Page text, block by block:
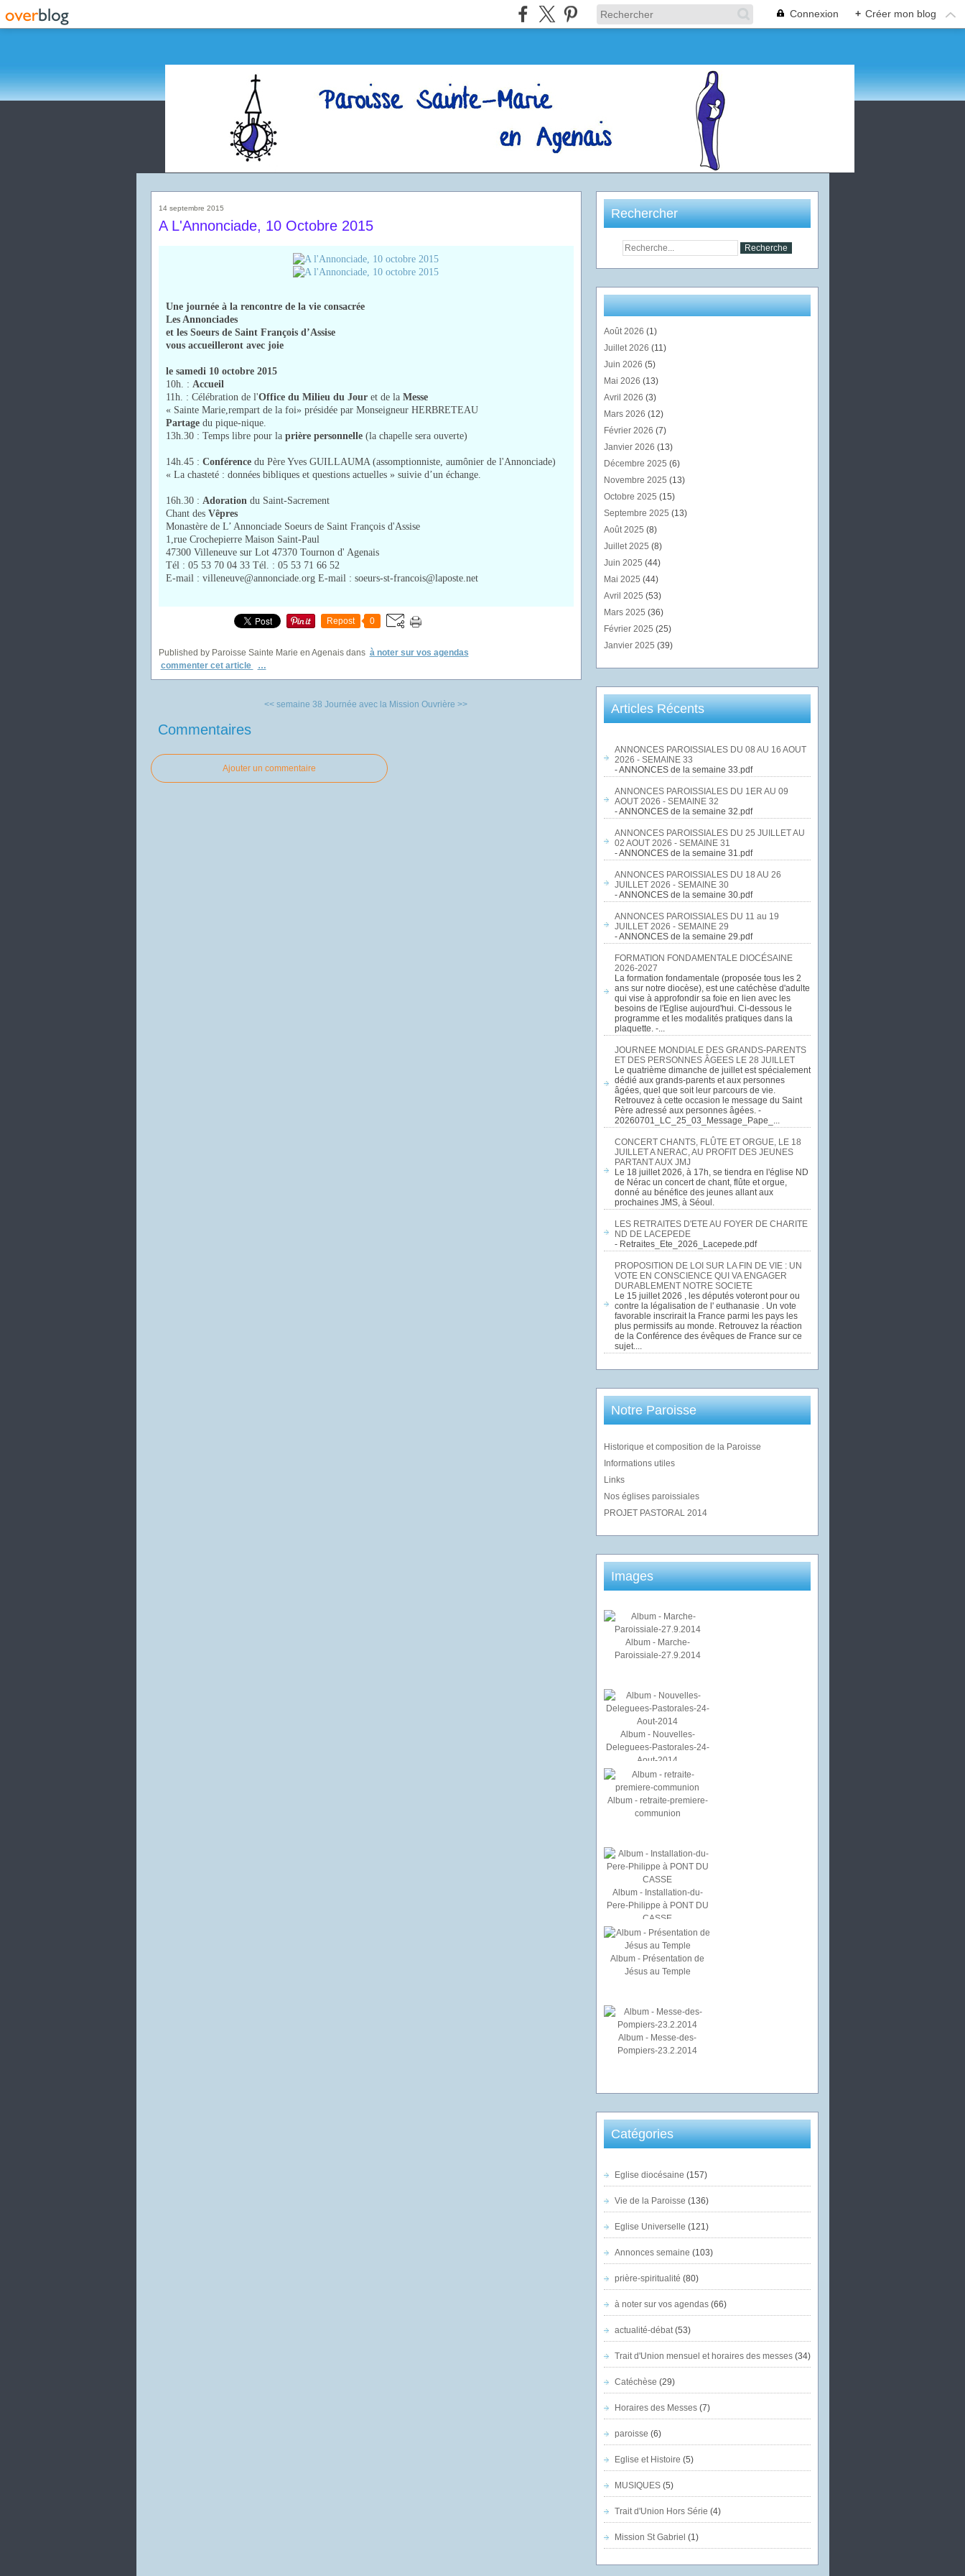
Connexion + Créer mon blog
14 septembre 2015
A L'Annonciade, 10 Octobre 2015
Une journée à la rencontre de la vie consacrée
Les Annonciades
et les Soeurs de Saint François d’Assise
vous accueilleront avec joie
le samedi 10 octobre 2015
10h. : Accueil
11h. : Célébration de l'Office du Milieu du Jour et de la Messe
« Sainte Marie,rempart de la foi» présidée par Monseigneur HERBRETEAU
Partagedu pique-nique.
13h.30 : Temps libre pour la prière personnelle(la chapelle sera ouverte)
14h.45 : Conférence du Père Yves GUILLAUMA (assomptionniste, aumônier de l'Annonciade)
« La chasteté : données bibliques et questions actuelles » suivie d’un échange.
16h.30 : Adoration du Saint-Sacrement
Chant des Vêpres
Monastère de L’ Annonciade Soeurs de Saint François d'Assise
1,rue Crochepierre Maison Saint-Paul
47300 Villeneuve sur Lot 47370 Tournon d' Agenais
Tél : 05 53 70 04 33 Tél. : 05 53 71 66 52
E-mail : villeneuve@annonciade.org E-mail : soeurs-st-francois@laposte.net
Repost 0
Published by Paroisse Sainte Marie en Agenais dans à noter sur vos agendas
commenter cet article
…
<< semaine 38 Journée avec la Mission Ouvrière >>
Commentaires
Ajouter un commentaire
Rechercher
Août 2026 (1)
Juillet 2026 (11)
Juin 2026 (5)
Mai 2026 (13)
Avril 2026 (3)
Mars 2026 (12)
Février 2026 (7)
Janvier 2026 (13)
Décembre 2025 (6)
Novembre 2025 (13)
Octobre 2025 (15)
Septembre 2025 (13)
Août 2025 (8)
Juillet 2025 (8)
Juin 2025 (44)
Mai 2025 (44)
Avril 2025 (53)
Mars 2025 (36)
Février 2025 (25)
Janvier 2025 (39)
Articles Récents
ANNONCES PAROISSIALES DU 08 AU 16 AOUT
2026 - SEMAINE 33
- ANNONCES de la semaine 33.pdf
ANNONCES PAROISSIALES DU 1ER AU 09
AOUT 2026 - SEMAINE 32
- ANNONCES de la semaine 32.pdf
ANNONCES PAROISSIALES DU 25 JUILLET AU
02 AOUT 2026 - SEMAINE 31
- ANNONCES de la semaine 31.pdf
ANNONCES PAROISSIALES DU 18 AU 26
JUILLET 2026 - SEMAINE 30
- ANNONCES de la semaine 30.pdf
ANNONCES PAROISSIALES DU 11 au 19
JUILLET 2026 - SEMAINE 29
- ANNONCES de la semaine 29.pdf
FORMATION FONDAMENTALE DIOCÉSAINE
2026-2027
La formation fondamentale (proposée tous les 2
ans sur notre diocèse), est une catéchèse d'adulte
qui vise à approfondir sa foie en lien avec les
besoins de l'Eglise aujourd'hui. Ci-dessous le
programme et les modalités pratiques dans la
plaquette. -...
JOURNEE MONDIALE DES GRANDS-PARENTS
ET DES PERSONNES ÂGEES LE 28 JUILLET
Le quatrième dimanche de juillet est spécialement
dédié aux grands-parents et aux personnes
âgées, quel que soit leur parcours de vie.
Retrouvez à cette occasion le message du Saint
Père adressé aux personnes âgées. -
20260701_LC_25_03_Message_Pape_...
CONCERT CHANTS, FLÛTE ET ORGUE, LE 18
JUILLET A NERAC, AU PROFIT DES JEUNES
PARTANT AUX JMJ
Le 18 juillet 2026, à 17h, se tiendra en l'église ND
de Nérac un concert de chant, flûte et orgue,
donné au bénéfice des jeunes allant aux
prochaines JMS, à Séoul.
LES RETRAITES D'ETE AU FOYER DE CHARITE
ND DE LACEPEDE
- Retraites_Ete_2026_Lacepede.pdf
PROPOSITION DE LOI SUR LA FIN DE VIE : UN
VOTE EN CONSCIENCE QUI VA ENGAGER
DURABLEMENT NOTRE SOCIETE
Le 15 juillet 2026 , les députés voteront pour ou
contre la légalisation de l' euthanasie . Un vote
favorable inscrirait la France parmi les pays les
plus permissifs au monde. Retrouvez la réaction
de la Conférence des évêques de France sur ce
sujet....
Notre Paroisse
Historique et composition de la Paroisse
Informations utiles
Links
Nos églises paroissiales
PROJET PASTORAL 2014
Images
Album - Marche-
Paroissiale-27.9.2014
Album - Nouvelles-
Deleguees-Pastorales-24-
Aout-2014
Album - retraite-premiere-
communion
Album - Installation-du-
Pere-Philippe à PONT DU
CASSE
Album - Présentation de
Jésus au Temple
Album - Messe-des-
Pompiers-23.2.2014
Catégories
Eglise diocésaine (157)
Vie de la Paroisse (136)
Eglise Universelle (121)
Annonces semaine (103)
prière-spiritualité (80)
à noter sur vos agendas(66)
actualité-débat(53)
Trait d'Union mensuel et horaires des messes(34)
Catéchèse (29)
Horaires des Messes(7)
paroisse (6)
Eglise et Histoire (5)
MUSIQUES(5)
Trait d'Union Hors Série (4)
Mission St Gabriel (1)